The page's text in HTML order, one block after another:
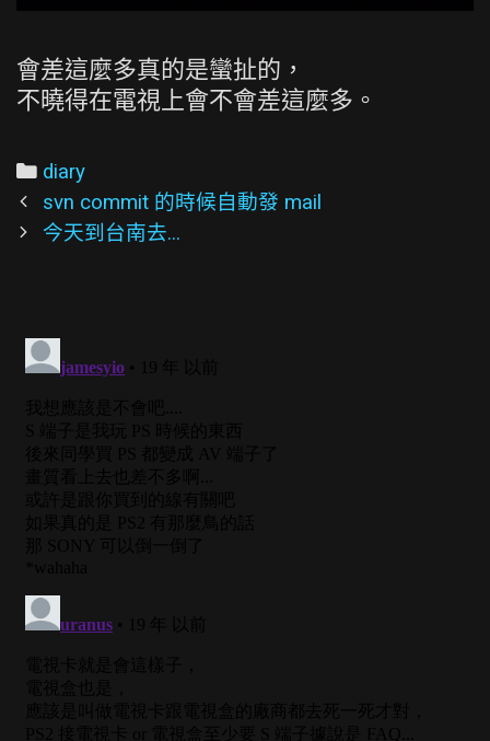
會差這麼多真的是蠻扯的，
不曉得在電視上會不會差這麼多。
Categories
diary
Post
navigation
svn commit 的時候自動發 mail
今天到台南去...